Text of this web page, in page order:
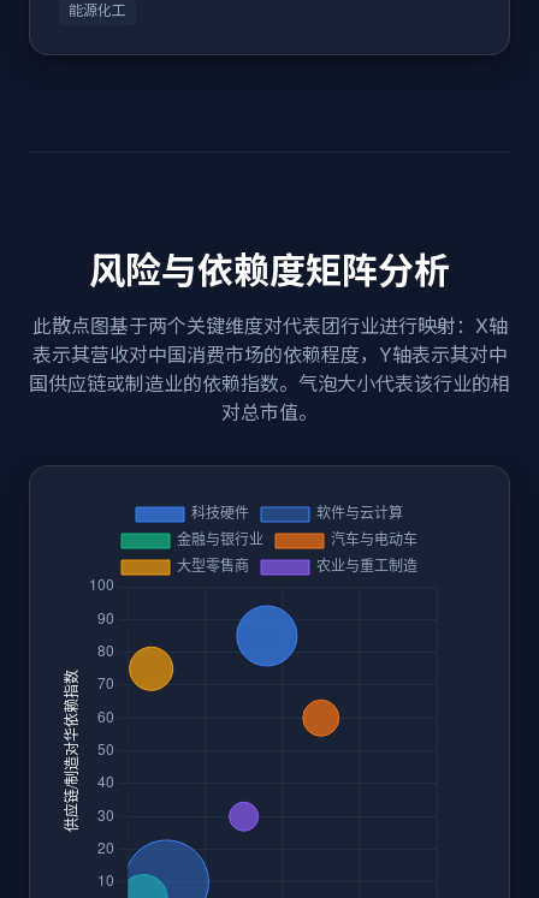
能源化工
风险与依赖度矩阵分析
此散点图基于两个关键维度对代表团行业进行映射：X轴
表示其营收对中国消费市场的依赖程度，Y轴表示其对中
国供应链或制造业的依赖指数。气泡大小代表该行业的相
对总市值。